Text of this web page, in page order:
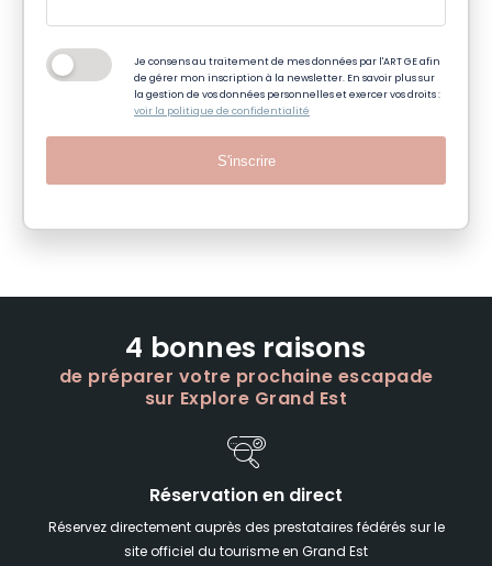
Je consens au traitement de mes données par l'ART GE afin
de gérer mon inscription à la newsletter. En savoir plus sur
la gestion de vos données personnelles et exercer vos droits :
voir la politique de confidentialité
S'inscrire
4 bonnes raisons
de préparer votre prochaine escapade
sur Explore Grand Est
Réservation en direct
Réservez directement auprès des prestataires fédérés sur le
site officiel du tourisme en Grand Est